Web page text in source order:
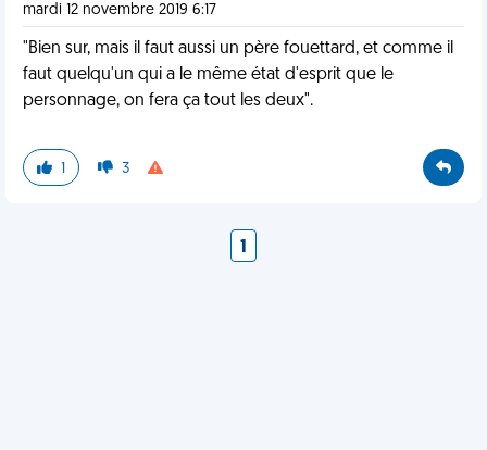
mardi 12 novembre 2019 6:17
"Bien sur, mais il faut aussi un père fouettard, et comme il
faut quelqu'un qui a le même état d'esprit que le
personnage, on fera ça tout les deux".
1 3
1